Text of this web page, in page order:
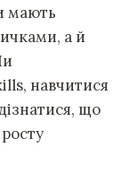
мають
а й
навчитися
що